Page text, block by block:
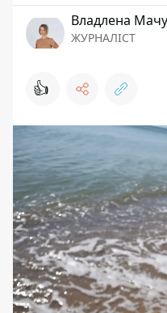
Владлена
ЖУРНАЛІСТ
👍